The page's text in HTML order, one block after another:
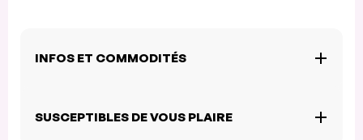
INFOS ET COMMODITÉS
SUSCEPTIBLES DE VOUS PLAIRE